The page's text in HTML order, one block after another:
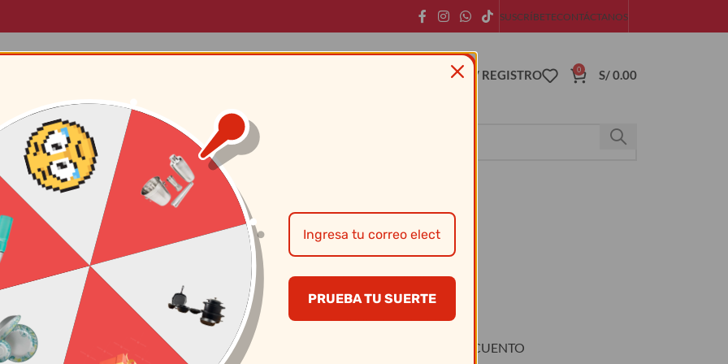
SUSCRÍBETECONTÁCTANOS
ACCESO / REGISTRO 0 S/0.00
Espatula Bc6 M/P – Facusa
3.90
CANTIDAD DESCUENTO
PRUEBA TU SUERTE